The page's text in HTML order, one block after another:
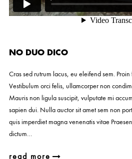
NO DUO DICO
Cras sed rutrum lacus, eu eleifend sem.
Vestibulum orci felis, ullamcorper non
Mauris non ligula suscipit, vulputate mi
sapien dui. Nulla auctor sit amet sem non
quis imperdiet magna venenatis vitae
dictum…
read more